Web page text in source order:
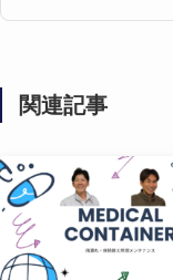
関連記事